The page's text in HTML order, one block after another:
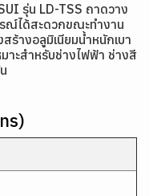
รุ่น LD-TSS ถาดวาง
ณ์ได้สะดวกขณะทำงาน
ร้างอลูมิเนียมน้ำหนักเบา
าะสำหรับช่างไฟฟ้า ช่างสี